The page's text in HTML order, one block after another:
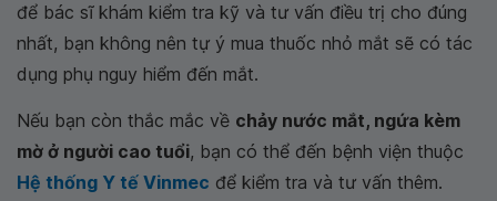
để bác sĩ khám kiểm tra kỹ và tư vấn điều trị cho đúng
nhất, bạn không nên tự ý mua thuốc nhỏ mắt sẽ có tác
dụng phụ nguy hiểm đến mắt.
Nếu bạn còn thắc mắc về chảy nước mắt, ngứa kèm
mờ ở người cao tuổi, bạn có thể đến bệnh viện thuộc
Hệ thống Y tế Vinmec để kiểm tra và tư vấn thêm.